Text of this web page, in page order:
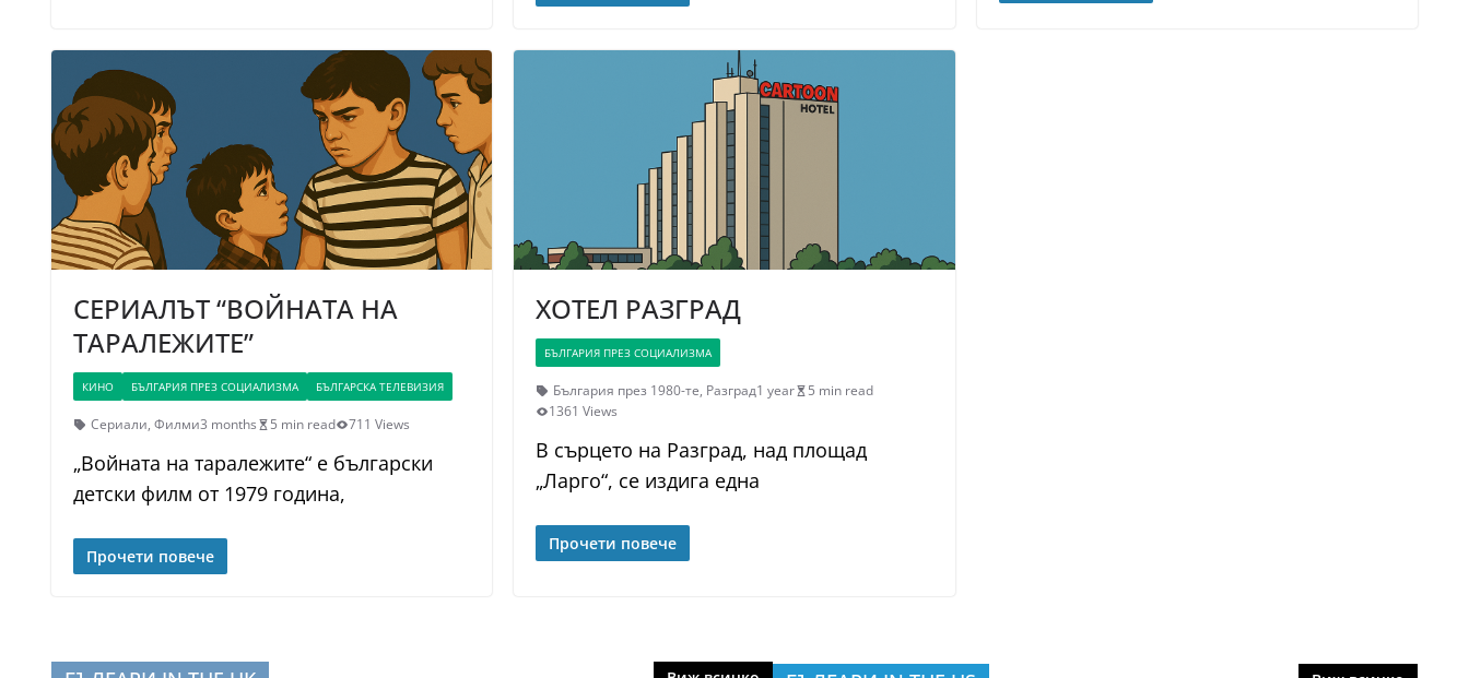
СЕРИАЛЪТ “ВОЙНАТА НА
ТАРАЛЕЖИТЕ”
КИНО БЪЛГАРИЯ ПРЕЗ СОЦИАЛИЗМА БЪЛГАРСКА ТЕЛЕВИЗИЯ
Сериали, Филми3 months 5 min read 711 Views
„Войната на таралежите“ е български
детски филм от 1979 година,
Прочети повече
ХОТЕЛ РАЗГРАД
БЪЛГАРИЯ ПРЕЗ СОЦИАЛИЗМА
България през 1980-те, Разград1 year
5 min read
1361 Views
В сърцето на Разград, над площад
„Ларго“, се издига една
Прочети повече